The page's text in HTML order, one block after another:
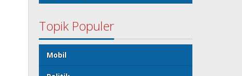
Topik Populer
Mobil